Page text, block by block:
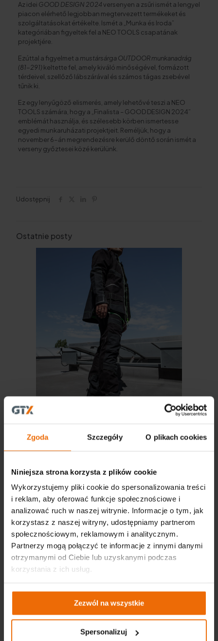
Zgoda Szczegóły O plikach cookies
Niniejsza strona korzysta z plików cookie
Wykorzystujemy pliki cookie do spersonalizowania treści
i reklam, aby oferować funkcje społecznościowe i
analizować ruch w naszej witrynie. Informacje o tym, jak
korzystasz z naszej witryny, udostępniamy partnerom
społecznościowym, reklamowym i analitycznym.
Partnerzy mogą połączyć te informacje z innymi danymi
otrzymanymi od Ciebie lub uzyskanymi podczas
korzystania z ich usług.
Zezwól na wszystkie
Spersonalizuj
Az idei GOOD DESIGN 2024versenyen a zsűri ismét a lengyel
piacon elérhető legjobban megtervezett termékeket és
szolgáltatásokat értékelte. Ismét a „Munka és Iroda”
kategóriában figyeltek fel a NEO TOOLS csapatának
projektjére.
Ezúttal a figyelmet a mustársárga OUTDOOR munkanadrág
(81-291) keltette fel, amely kiváló minőségével, formázott
térdeivel, szellőző lábszárával és számos tágas zsebével
tűnik ki.
Ez egy lenyűgöző elismerés, amely lehetővé teszi a NEO
TOOLS számára, hogy a „Finalista – GOOD DESIGN 2024”
emblémát használja, és szélesebb körben ismertesse
egyedi munkaruházati projektjeit. Reméljük, hogy a
november 6-án megrendezésre kerülő döntő során ismét a
verseny győztesei közé kerülünk.
Udostępnij
Ostatnie posty
NEO TOOLS, GRAPHITE и VERTO – дополнение новинок на
Więcej
NEO TOOLS, GRAPHITE és VERTO – a 2024-es év